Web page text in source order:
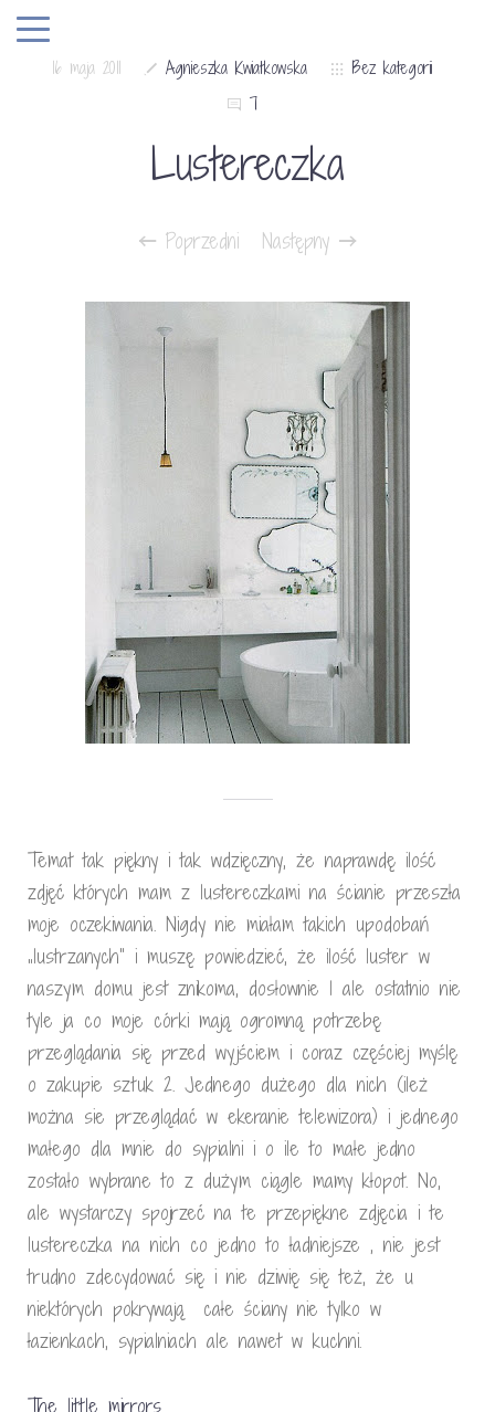
16 maja 2011 Agnieszka Kwiatkowska
Bez kategorii
7
Lustereczka
Poprzedni Następny
Temat tak piękny i tak wdzięczny, że naprawdę ilość
zdjęć których mam z lustereczkami na ścianie przeszła
moje oczekiwania. Nigdy nie miałam takich upodobań
„lustrzanych” i muszę powiedzieć, że ilość luster w
naszym domu jest znikoma, dosłownie 1 ale ostatnio nie
tyle ja co moje córki mają ogromną potrzebę
przeglądania się przed wyjściem i coraz częściej myślę
o zakupie sztuk 2. Jednego dużego dla nich (ileż
można sie przeglądać w ekeranie telewizora) i jednego
małego dla mnie do sypialni i o ile to małe jedno
zostało wybrane to z dużym ciągle mamy kłopot. No,
ale wystarczy spojrzeć na te przepiękne zdjęcia i te
lustereczka na nich co jedno to ładniejsze , nie jest
trudno zdecydować się i nie dziwię się też, że u
niektórych pokrywają całe ściany nie tylko w
łazienkach, sypialniach ale nawet w kuchni.
The little mirrors